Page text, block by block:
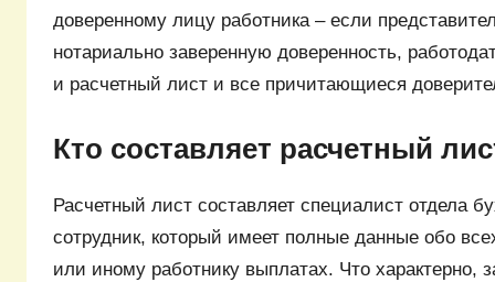
доверенному лицу работника – если
нотариально заверенную доверенность,
и расчетный лист и все причитающиеся
Кто составляет расчетный
Расчетный лист составляет специалист отдела
сотрудник, который имеет полные данные обо
или иному работнику выплатах. Что характерно,